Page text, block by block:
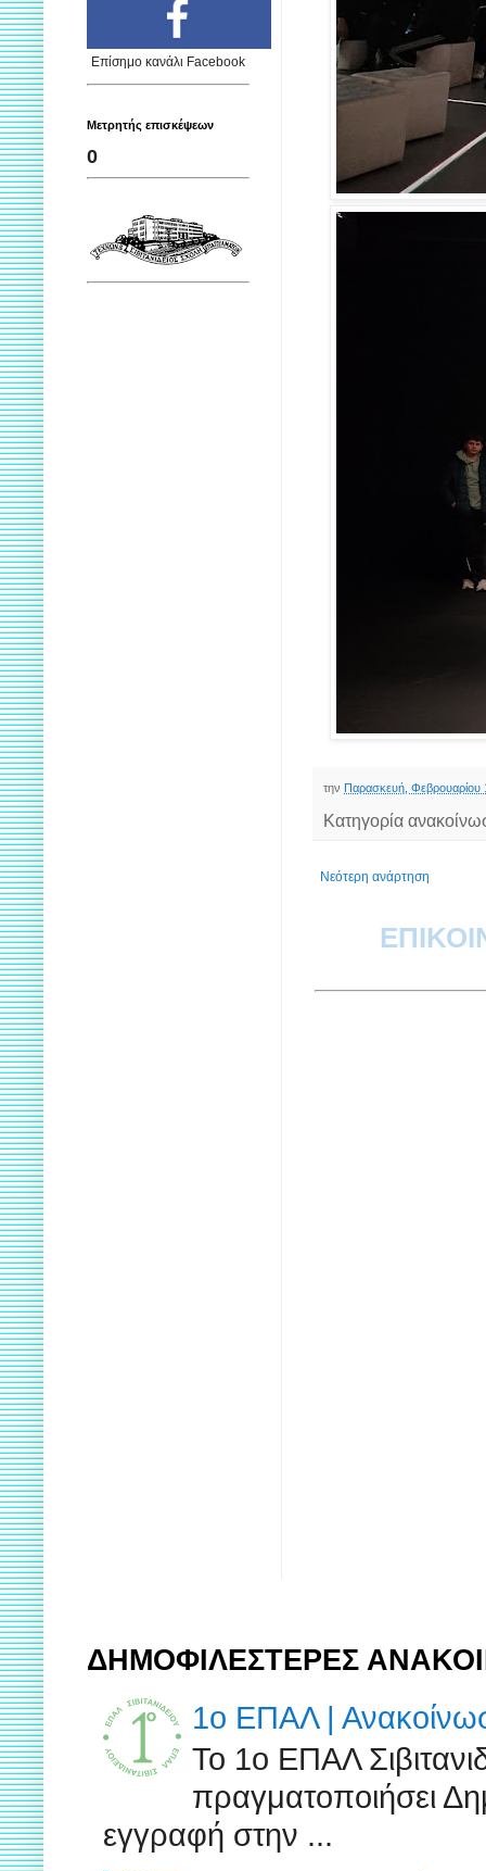
την Παρασκευή, Φεβρουαρίου
Κατηγορία
Νεότερη ανάρτηση
Επίσημο κανάλι Facebook
Μετρητής επισκέψεων
0
ΔΗΜΟΦΙΛΕΣΤΕΡΕΣ
1ο ΕΠΑΛ |
Το 1ο ΕΠΑΛ
πραγματοποιήσει
εγγραφή στην ...